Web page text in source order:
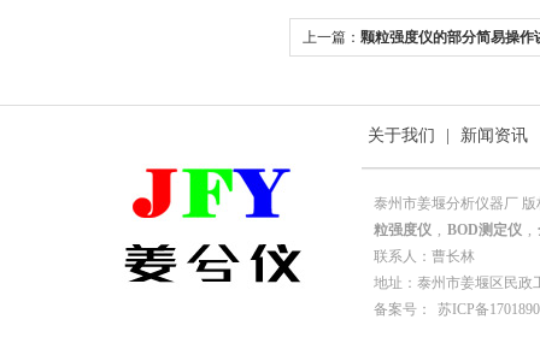
上一篇： 颗粒强度仪的部分简易操作
关于我们 新闻资讯
泰州市姜堰分析仪器厂
粒强度仪 , BOD测定仪 ,
联系人：曹长林
地址：泰州市姜堰区民政
备案号：
苏ICP备